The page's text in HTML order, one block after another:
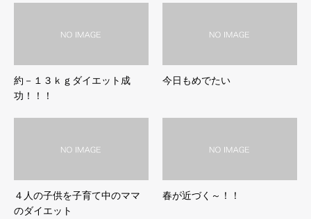
約－１３ｋｇダイエット成
功！！！
今日もめでたい
４人の子供を子育て中のママ
のダイエット
春が近づく～！！